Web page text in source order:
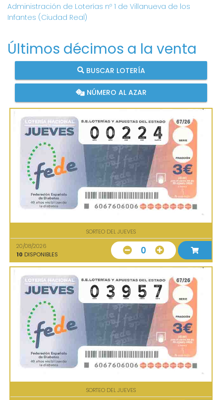
Administración de Loterías nº 1 de Villanueva de los
Infantes (Ciudad Real)
Últimos décimos a la venta
BUSCAR LOTERÍA
NÚMERO AL AZAR
SORTEO DEL JUEVES
20/08/2026
10 DISPONIBLES 0
SORTEO DEL JUEVES